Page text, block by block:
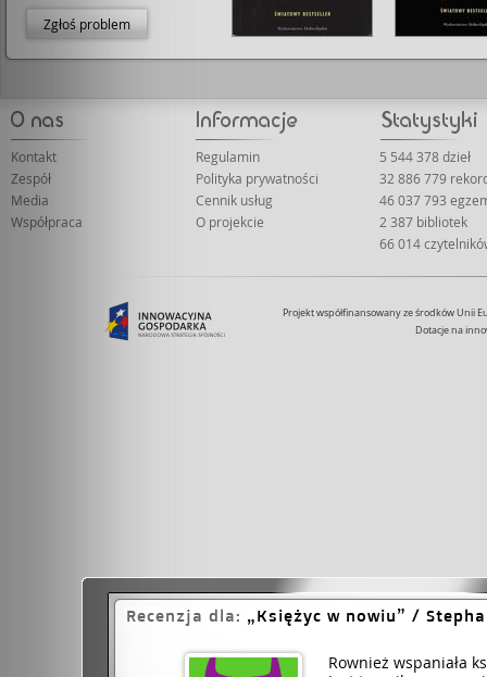
Zgłoś problem
Kontakt
Zespół
Media
Współpraca
Regulamin
Polityka prywatności
Cennik usług
O projekcie
5 544 378 dzieł
32 886 779
46 037 793
2 387 bibliotek
66 014
Projekt współfinansowany ze środków Unii
Dotacje na
Recenzja dla: Księżyc w nowiu /
Rownież wspaniała